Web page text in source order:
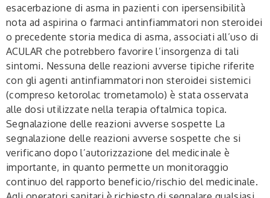
esacerbazione di asma in pazienti con ipersensibilità
nota ad aspirina o farmaci antinfiammatori non steroidei
o precedente storia medica di asma, associati all’uso di
ACULAR che potrebbero favorire l’insorgenza di tali
sintomi. Nessuna delle reazioni avverse tipiche riferite
con gli agenti antinfiammatori non steroidei sistemici
(compreso ketorolac trometamolo) è stata osservata
alle dosi utilizzate nella terapia oftalmica topica.
Segnalazione delle reazioni avverse sospette La
segnalazione delle reazioni avverse sospette che si
verificano dopo l’autorizzazione del medicinale è
importante, in quanto permette un monitoraggio
continuo del rapporto beneficio/rischio del medicinale.